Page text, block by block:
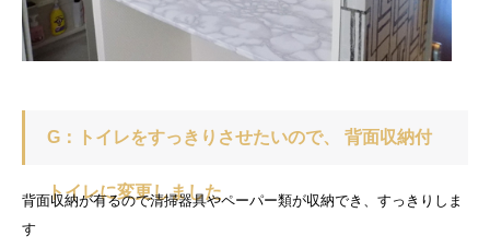
G：トイレをすっきりさせたいので、 背面収納付
トイレに変更しました
背面収納が有るので清掃器具やペーパー類が収納でき、すっきりしま
す